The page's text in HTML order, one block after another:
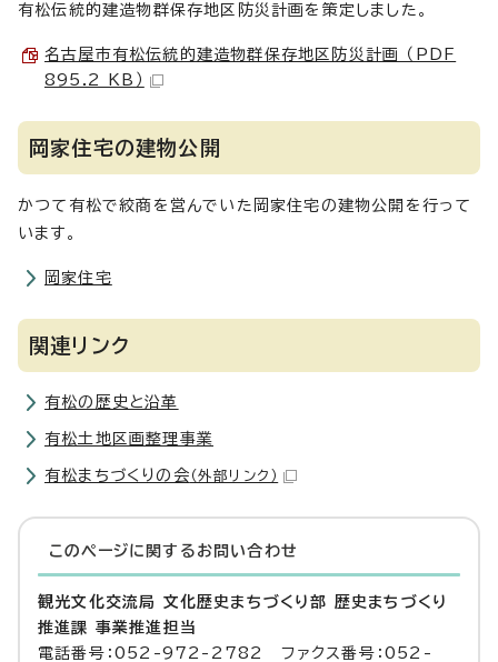
有松伝統的建造物群保存地区防災計画を策定しました。
名古屋市有松伝統的建造物群保存地区防災計画 （PDF
895.2 KB）
岡家住宅の建物公開
かつて有松で絞商を営んでいた岡家住宅の建物公開を行って
います。
岡家住宅
関連リンク
有松の歴史と沿革
有松土地区画整理事業
有松まちづくりの会 （外部リンク）
このページに関する お問い合わせ
観光文化交流局 文化歴史まちづくり部 歴史まちづくり
推進課 事業推進担当
電話番号：052-972-2782 ファクス番号：052-